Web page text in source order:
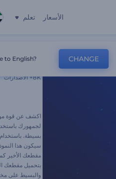
الأسعار تعلم
8K+ الاصدارات
اكشف عن قوة
لجمهورك
بسيطة. باستخدام
سيكون هذا
مقطعك الأخير
بتحميل مقطعك
والبسيط على
to English? CHANGE